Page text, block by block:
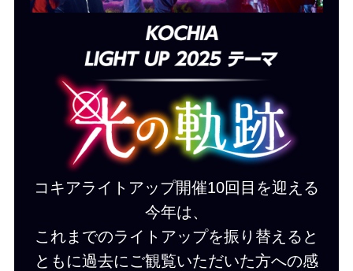
コキアライトアップ開催10回目を迎える
今年は、
これまでのライトアップを振り替えると
ともに過去にご観覧いただいた方への感